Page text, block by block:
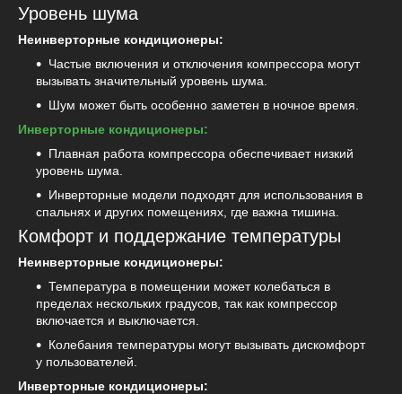
Уровень шума
Неинверторные кондиционеры:
Частые включения и отключения компрессора могут
вызывать значительный уровень шума.
Шум может быть особенно заметен в ночное время.
Инверторные кондиционеры:
Плавная работа компрессора обеспечивает низкий
уровень шума.
Инверторные модели подходят для использования в
спальнях и других помещениях, где важна тишина.
Комфорт и поддержание температуры
Неинверторные кондиционеры:
Температура в помещении может колебаться в
пределах нескольких градусов, так как компрессор
включается и выключается.
Колебания температуры могут вызывать дискомфорт
у пользователей.
Инверторные кондиционеры: